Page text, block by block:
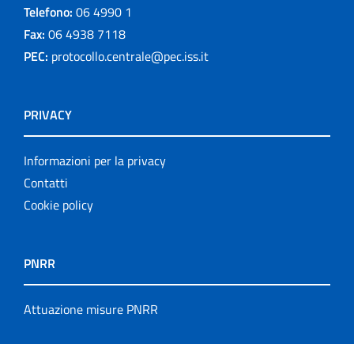
Telefono: 06 4990 1
Fax: 06 4938 7118
PEC: protocollo.centrale@pec.iss.it
PRIVACY
Informazioni per la privacy
Contatti
Cookie policy
PNRR
Attuazione misure PNRR